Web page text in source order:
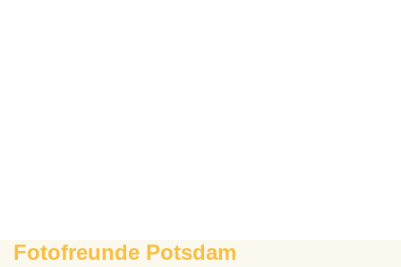
Fotofreunde Potsdam